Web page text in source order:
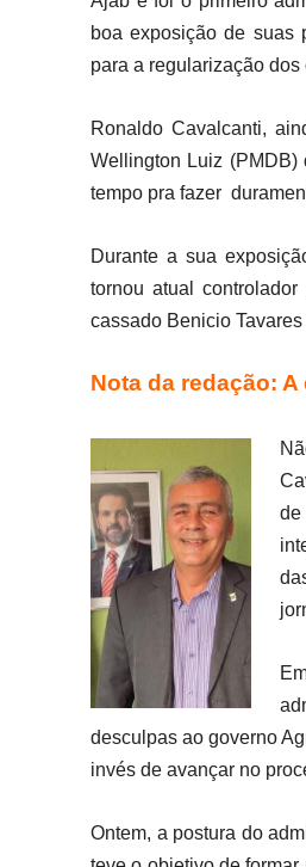
boa exposição de suas
para a regularização
Ronaldo Cavalcanti,
Wellington Luiz (PMDB)
tempo pra fazer
Durante a sua
tornou atual
cassado Benicio
Nota da redação:
desculpas ao governo
invés de avançar no
Ontem, a postura do